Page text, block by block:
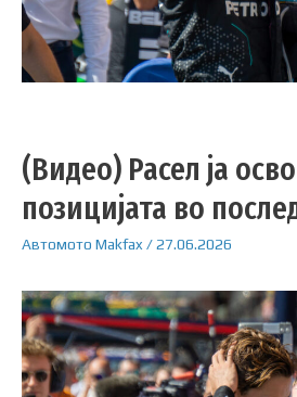
(Видео) Расел ја
позицијата во
Автомото Makfax /27.06.2026